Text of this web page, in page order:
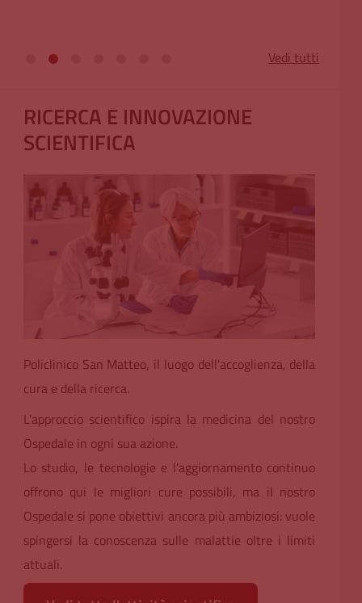
Vedi tutti
RICERCA E INNOVAZIONE
SCIENTIFICA
Policlinico San Matteo, il luogo dell'accoglienza, della
cura e della ricerca.
L'approccio scientifico ispira la medicina del nostro
Ospedale in ogni sua azione.
Lo studio, le tecnologie e l'aggiornamento continuo
offrono qui le migliori cure possibili, ma il nostro
Ospedale si pone obiettivi ancora più ambiziosi: vuole
spingersi la conoscenza sulle malattie oltre i limiti
attuali.